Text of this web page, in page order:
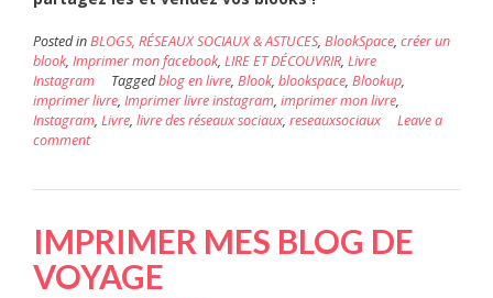
Posted inBLOGS, RÉSEAUX SOCIAUX & ASTUCES, BlookSpace, créer un
blook, Imprimer mon facebook, LIRE ET DÉCOUVRIR, Livre
Instagram
Taggedblog en livre, Blook, blookspace, Blookup,
imprimer livre, Imprimer livre instagram, imprimer mon livre,
Instagram, Livre, livre des réseaux sociaux, reseauxsociaux
Leave a
comment
IMPRIMER MES BLOG DE
VOYAGE